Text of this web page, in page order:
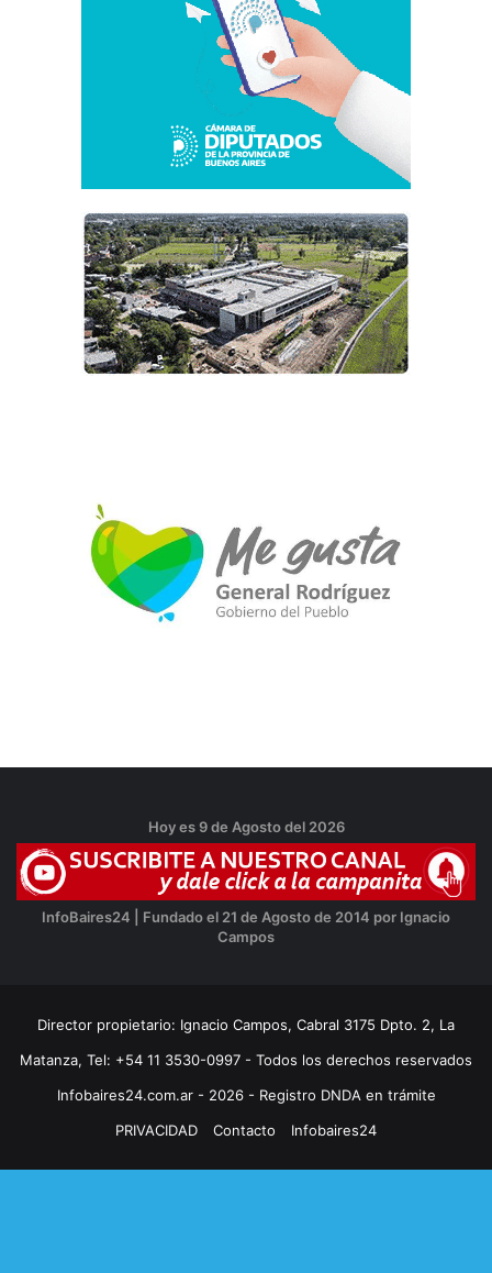
Hoy es 9 de Agosto del 2026
InfoBaires24 | Fundado el 21 de Agosto de 2014 por Ignacio
Campos
Director propietario: Ignacio Campos, Cabral 3175 Dpto. 2, La
Matanza, Tel: +54 11 3530-0997 - Todos los derechos reservados
Infobaires24.com.ar - 2026 - Registro DNDA en trámite
PRIVACIDAD
Contacto Infobaires24